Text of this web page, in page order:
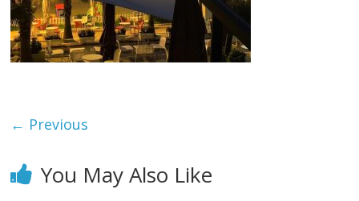
← Previous
You May Also Like